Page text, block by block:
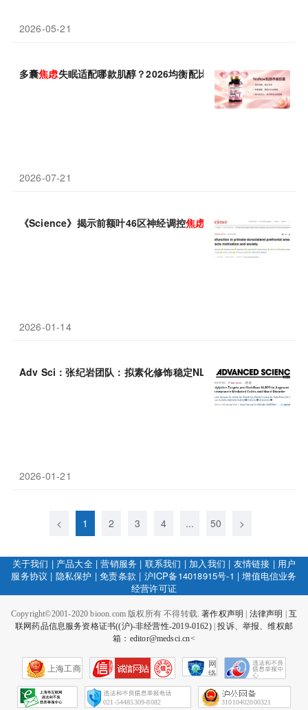
2026-05-21
多囊焦虑失眠适配哪款肌醇？2026均衡配比肌醇榜单盘点：呵护
2026-07-21
《Science》揭示前额叶46区神经调控焦虑 和动机的机制
2026-01-14
Adv Sci：张纪岩团队：拟素化修饰稳定NLRP3，加剧肠炎与焦虑
2026-01-21
< 1 2 3 4 ... 50 >
关于我们 | 产品大全|营销服务 | 联系我们 | 加入我们 | 友情链接 | 用户
服务协议 | 隐私保护 |免责条款 | 沪ICP备14018915号-1 |增值电信业务
经营许可证
Copyright©2001-2020 bioon.com 版权所有 不得转载.著作权声明 法律声明
互
联网药品信息服务资格证书((沪)-非经营性-2019-0162)|投诉、举报、维权邮
箱：editor@medsci.cn<
上海工商
网
络
会
征
021-54485309-8082 31010402000321